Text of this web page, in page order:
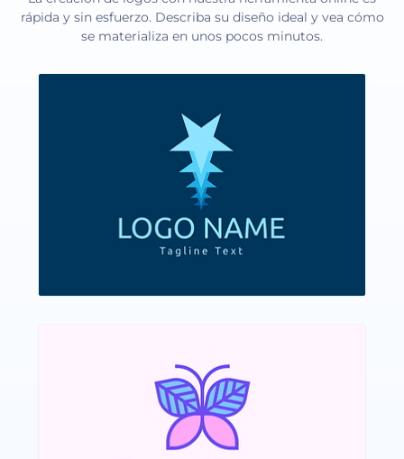
rápida y sin esfuerzo. Describa su diseño ideal y vea cómo
se materializa en unos pocos minutos.